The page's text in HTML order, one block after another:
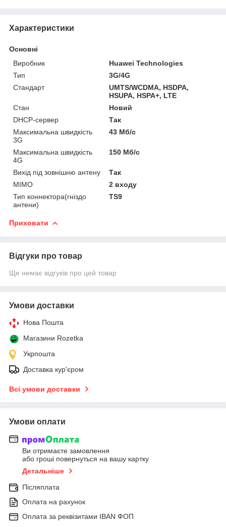
Характеристики
Основні
Виробник
Huawei Technologies
Тип
3G/4G
Стандарт
UMTS/WCDMA, HSDPA,
HSUPA, HSPA+, LTE
Стан
Новий
DHCP-сервер
Так
Максимальна швидкість
3G
43 Мб/с
Максимальна швидкість
4G
150 Мб/с
Вихід під зовнішню антену
Так
MIMO
2 входу
Тип коннектора(гніздо
антени)
TS9
Приховати
Відгуки про товар
Ще немає відгуків про цей товар
Умови доставки
Нова Пошта
Магазини Rozetka
Укрпошта
Доставка кур'єром
Всі умови доставки
Умови оплати
Ви отримаєте замовлення
або гроші повернуться на вашу картку
Детальніше
Післяплата
Оплата на рахунок
Оплата за реквізитами IBAN ФОП